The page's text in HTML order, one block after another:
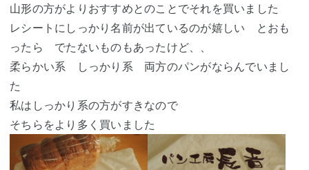
山形の方がよりおすすめとのことでそれを買いました
レシートにしっかり名前が出ているのが嬉しい とおも
ったら でたないものもあったけど、、
柔らかい系 しっかり系 両方のパンがならんでいまし
た
私はしっかり系の方がすきなので
そちらをより多く買いました